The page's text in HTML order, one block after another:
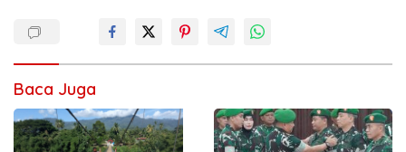
Baca Juga